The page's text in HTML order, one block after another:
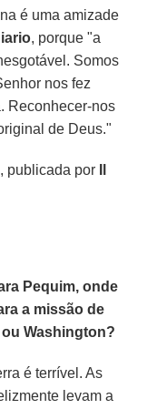
é uma amizade
, porque "a
Somos
nos fez
Reconhecer-nos
de Deus."
, publicada por
Pequim, onde
a missão de
Washington?
é terrível. As
levam a